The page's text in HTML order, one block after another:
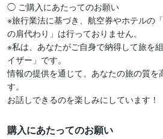
◯ ご購入にあたってのお願い
※旅行業法に基づき、航空券やホテルの
の肩代わり」は行っておりません。
※私は、あなたがご自身で納得して旅を
イザー」です。
情報の提供を通じて、あなたの旅の質を
す。
お話しできるのを楽しみにしています！
購入にあたってのお願い